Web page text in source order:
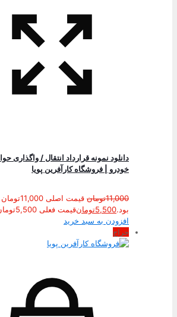
دانلود نمونه قرارداد انتقال / واگذاری حواله
خودرو | فروشگاه کارآفرین پویا
11,000تومان
قیمت اصلی 11,000تومان
بود.5,500تومانقیمت فعلی 5,500تومان است.
افزودن به سبد خرید
حراج